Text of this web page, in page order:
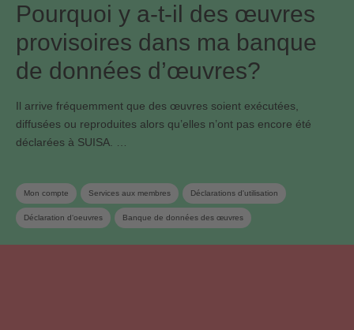
Pourquoi y a-t-il des œuvres
provisoires dans ma banque
de données d’œuvres?
Il arrive fréquemment que des œuvres soient exécutées,
diffusées ou reproduites alors qu’elles n’ont pas encore été
déclarées à SUISA. …
Mon compte Services aux membres Déclarations d'utilisation
Déclaration d‘oeuvres Banque de données des œuvres